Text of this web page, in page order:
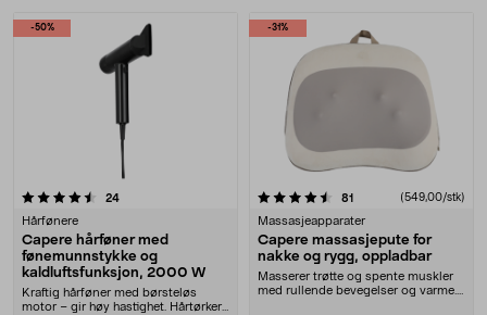
-50%
24anmeldelser
Hårfønere
Capere hårføner med
fønemunnstykke og
kaldluftsfunksjon, 2000 W
Kraftig hårføner med børsteløs
motor – gir høy hastighet. Hårtørker
-31%
4.5 av 5 stjerner 81 anmeldelser(549,00/stk)
Massasjeapparater
Capere massasjepute for
nakke og rygg, oppladbar
Masserer trøtte og spente muskler
med rullende bevegelser og varme.